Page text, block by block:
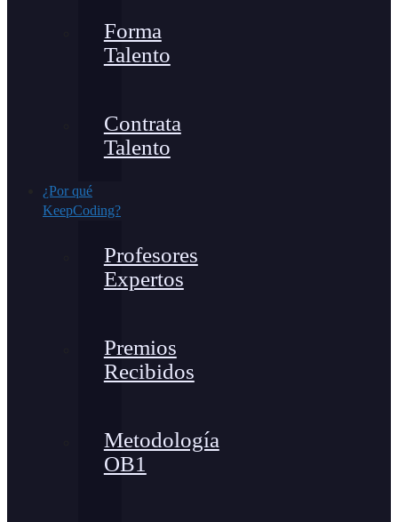
Forma
Talento
Contrata
Talento
¿Por qué
KeepCoding?
Profesores
Expertos
Premios
Recibidos
Metodología
OB1